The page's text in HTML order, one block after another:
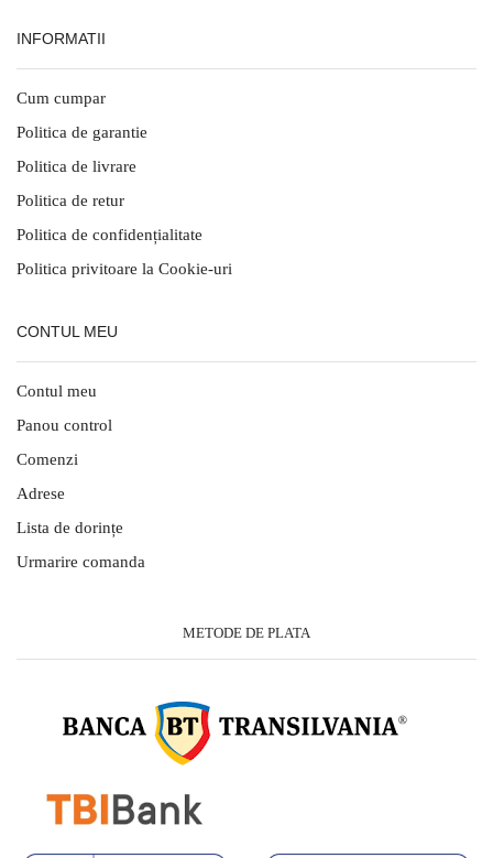
INFORMATII
Cum cumpar
Politica de garantie
Politica de livrare
Politica de retur
Politica de confidențialitate
Politica privitoare la Cookie-uri
CONTUL MEU
Contul meu
Panou control
Comenzi
Adrese
Lista de dorințe
Urmarire comanda
METODE DE PLATA